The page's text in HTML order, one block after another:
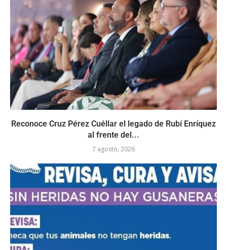
Reconoce Cruz Pérez Cuéllar el legado de Rubí Enríquez
al frente del...
7 agosto, 2026